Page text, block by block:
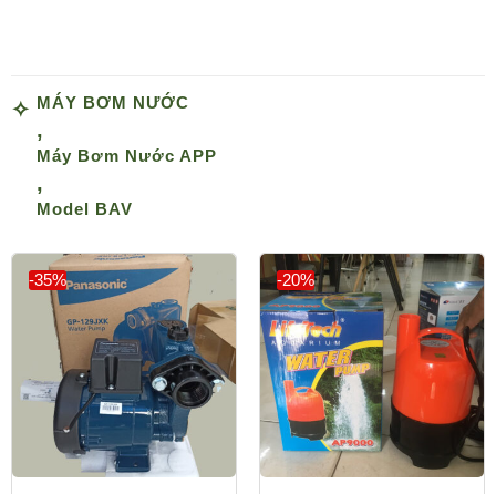
MÁY BƠM NƯỚC
,
Máy Bơm Nước APP
,
Model BAV
-35% -20%